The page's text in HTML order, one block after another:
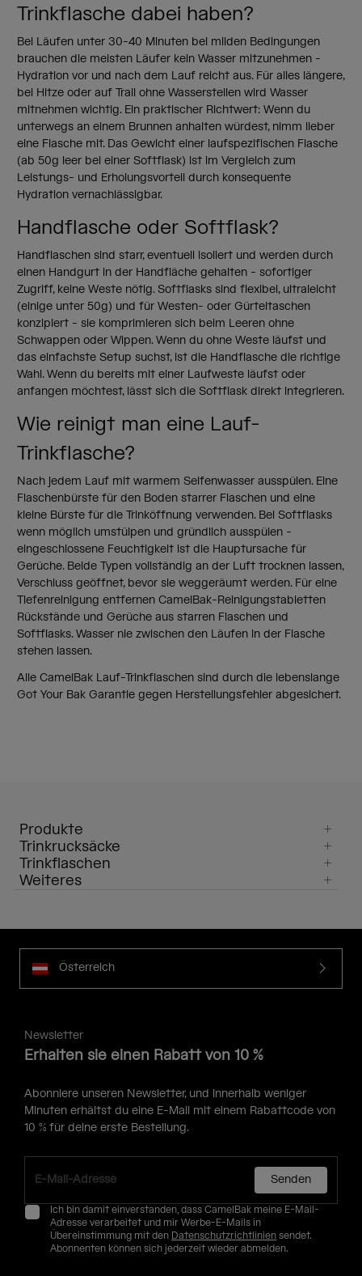
Trinkflasche dabei haben?
Bei Läufen unter 30-40 Minuten bei milden Bedingungen
brauchen die meisten Läufer kein Wasser mitzunehmen -
Hydration vor und nach dem Lauf reicht aus. Für alles längere,
bei Hitze oder auf Trail ohne Wasserstellen wird Wasser
mitnehmen wichtig. Ein praktischer Richtwert: Wenn du
unterwegs an einem Brunnen anhalten würdest, nimm lieber
eine Flasche mit. Das Gewicht einer laufspezifischen Flasche
(ab 50g leer bei einer Softflask) ist im Vergleich zum
Leistungs- und Erholungsvorteil durch konsequente
Hydration vernachlässigbar.
Handflasche oder Softflask?
Handflaschen sind starr, eventuell isoliert und werden durch
einen Handgurt in der Handfläche gehalten - sofortiger
Zugriff, keine Weste nötig. Softflasks sind flexibel, ultraleicht
(einige unter 50g) und für Westen- oder Gürteltaschen
konzipiert - sie komprimieren sich beim Leeren ohne
Schwappen oder Wippen. Wenn du ohne Weste läufst und
das einfachste Setup suchst, ist die Handflasche die richtige
Wahl. Wenn du bereits mit einer Laufweste läufst oder
anfangen möchtest, lässt sich die Softflask direkt integrieren.
Wie reinigt man eine Lauf-
Trinkflasche?
Nach jedem Lauf mit warmem Seifenwasser ausspülen. Eine
Flaschenbürste für den Boden starrer Flaschen und eine
kleine Bürste für die Trinköffnung verwenden. Bei Softflasks
wenn möglich umstülpen und gründlich ausspülen -
eingeschlossene Feuchtigkeit ist die Hauptursache für
Gerüche. Beide Typen vollständig an der Luft trocknen lassen,
Verschluss geöffnet, bevor sie weggeräumt werden. Für eine
Tiefenreinigung entfernen CamelBak-Reinigungstabletten
Rückstände und Gerüche aus starren Flaschen und
Softflasks. Wasser nie zwischen den Läufen in der Flasche
stehen lassen.
Alle CamelBak Lauf-Trinkflaschen sind durch die lebenslange
Got Your Bak Garantie gegen Herstellungsfehler abgesichert.
Produkte
Trinkrucksäcke
Trinkflaschen
Weiteres
Österreich
Newsletter
Erhalten sie einen Rabatt von 10 %
Abonniere unseren Newsletter, und innerhalb weniger
Minuten erhältst du eine E-Mail mit einem Rabattcode von
10 % für deine erste Bestellung.
Senden
Ich bin damit einverstanden, dass CamelBak meine E-Mail-
Adresse verarbeitet und mir Werbe-E-Mails in
Übereinstimmung mit den Datenschutzrichtlinien sendet.
Abonnenten können sich jederzeit wieder abmelden.